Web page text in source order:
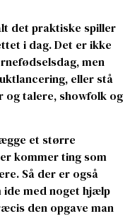
det praktiske spiller
i dag. Det er ikke
men
eller stå
og talere, showfolk og
et større
kommer ting som
Så der er også
ide med noget hjælp
den opgave man